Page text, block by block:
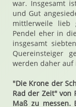
war. Insgesamt
und Gut
mittlerweile lieb
Pendel eher in
insgesamt
Quereinsteiger
werden daher auf
"Die Krone der
Rad der Zeit" von
Maß zu messen.